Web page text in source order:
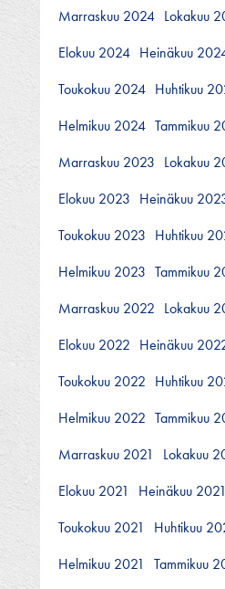
Marraskuu 2024 Lokakuu
Elokuu 2024 Heinäkuu
Toukokuu 2024 Huhtikuu
Helmikuu 2024 Tammikuu
Marraskuu 2023 Lokakuu
Elokuu 2023 Heinäkuu
Toukokuu 2023 Huhtikuu
Helmikuu 2023 Tammikuu
Marraskuu 2022 Lokakuu
Elokuu 2022 Heinäkuu
Toukokuu 2022 Huhtikuu
Helmikuu 2022 Tammikuu
Marraskuu 2021
Lokakuu
Elokuu 2021
Heinäkuu 2021
Toukokuu 2021
Huhtikuu
Helmikuu 2021
Tammikuu